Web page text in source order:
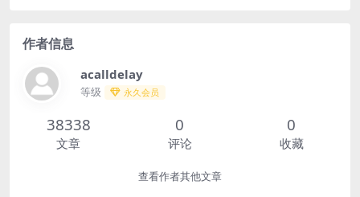
作者信息
acalldelay
等级 永久会员
38338
文章
0
评论
0
收藏
查看作者其他文章